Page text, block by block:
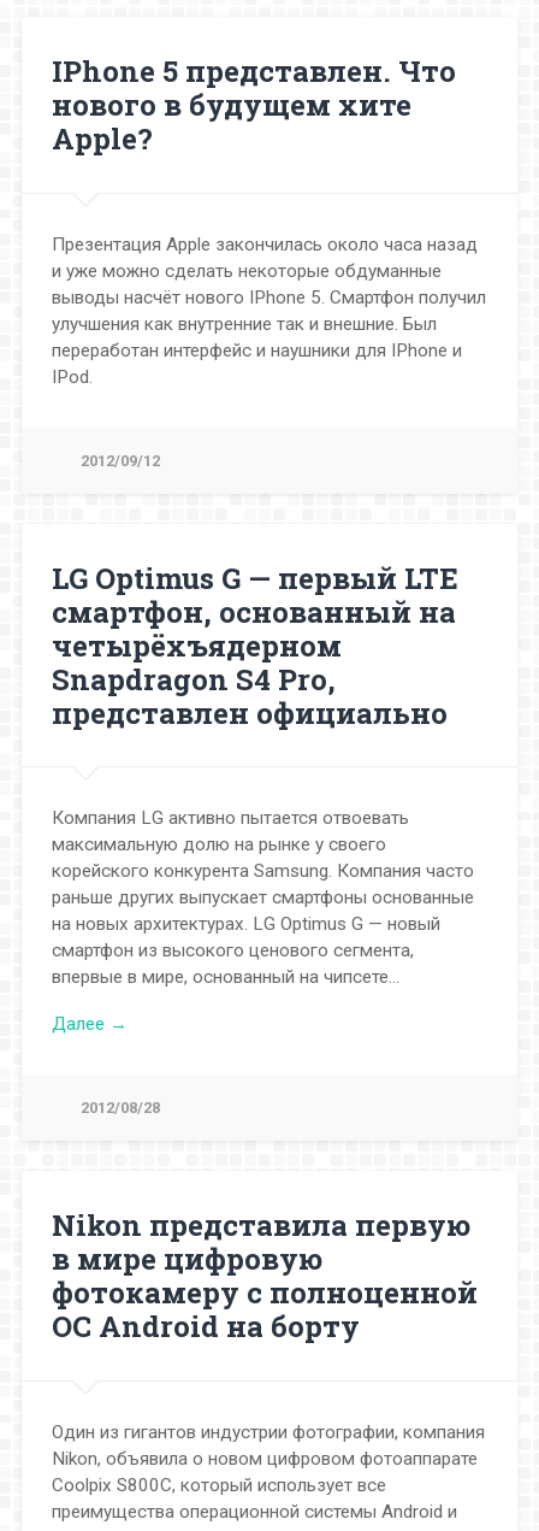
IPhone 5 представлен. Что
нового в будущем хите
Apple?
Презентация Apple закончилась около часа назад
и уже можно сделать некоторые обдуманные
выводы насчёт нового IPhone 5. Смартфон получил
улучшения как внутренние так и внешние. Был
переработан интерфейс и наушники для IPhone и
IPod.
2012/09/12
LG Optimus G — первый LTE
смартфон, основанный на
четырёхъядерном
Snapdragon S4 Pro,
представлен официально
Компания LG активно пытается отвоевать
максимальную долю на рынке у своего
корейского конкурента Samsung. Компания часто
раньше других выпускает смартфоны основанные
на новых архитектурах. LG Optimus G — новый
смартфон из высокого ценового сегмента,
впервые в мире, основанный на чипсете…
Далее →
2012/08/28
Nikon представила первую
в мире цифровую
фотокамеру с полноценной
ОС Android на борту
Один из гигантов индустрии фотографии, компания
Nikon, объявила о новом цифровом фотоаппарате
Coolpix S800C, который использует все
преимущества операционной системы Android и